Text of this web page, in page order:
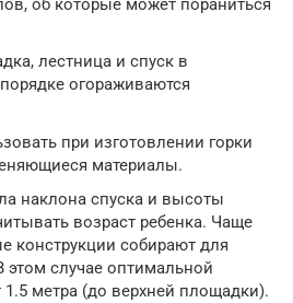
об которые может пораниться
лестница и спуск в
огораживаются
при изготовлении горки
материалы.
наклона спуска и высоты
возраст ребенка. Чаще
конструкции собирают для
этом случае оптимальной
1.5 метра (до верхней площадки).